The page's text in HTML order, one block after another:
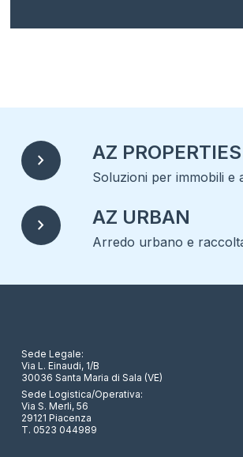
chevron_right AZ PROPERTIES
Soluzioni per immobili e
chevron_right AZ URBAN
Arredo urbano e
Sede Legale:
Via L. Einaudi, 1/B
30036 Santa Maria di Sala (VE)
Sede Logistica/Operativa:
Via S. Merli, 56
29121 Piacenza
T. 0523 044989